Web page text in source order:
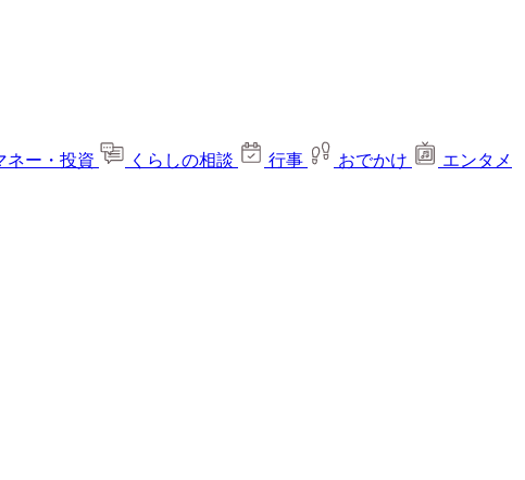
ネー・投資 くらしの相談 行事 おでかけ
エンタメ